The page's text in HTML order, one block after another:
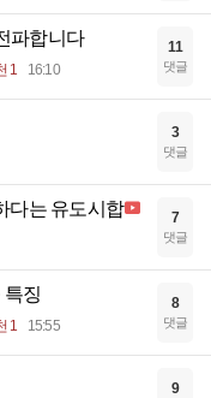
파합니다
1 16:10
11
댓글
3
댓글
다는 유도시합 7
댓글
특징
1 15:55
8
댓글
9